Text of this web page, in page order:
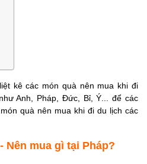
kê các món quà nên mua khi đi
Anh, Pháp, Đức, Bỉ, Ý... để các
quà nên mua khi đi du lịch các
Nên mua gì tại Pháp?